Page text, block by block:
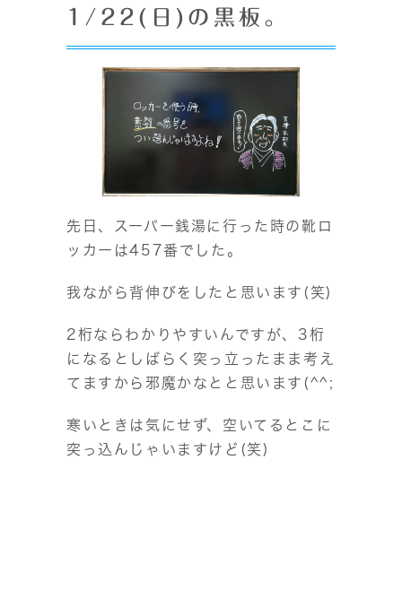
1/22(日)の黒板。
先日、スーパー銭湯に行った時の靴ロ
ッカーは457番でした。
我ながら背伸びをしたと思います(笑)
2桁ならわかりやすいんですが、3桁
になるとしばらく突っ立ったまま考え
てますから邪魔かなとと思います(^^;
寒いときは気にせず、空いてるとこに
突っ込んじゃいますけど(笑)